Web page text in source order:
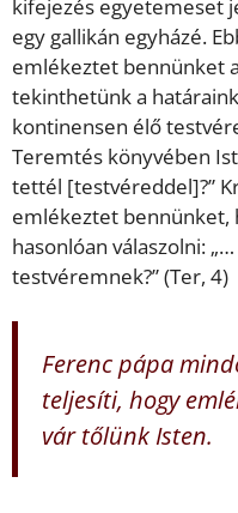
kifejezés egyetemeset
egy gallikán egyházé.
emlékeztet bennünket
tekinthetünk a
kontinensen élő
Teremtés könyvében
tettél [testvéreddel]?”
emlékeztet bennünket,
hasonlóan válaszolni:
testvéremnek?” (Ter, 4)
Ferenc pápa
teljesíti, hogy
vár tőlünk Isten.